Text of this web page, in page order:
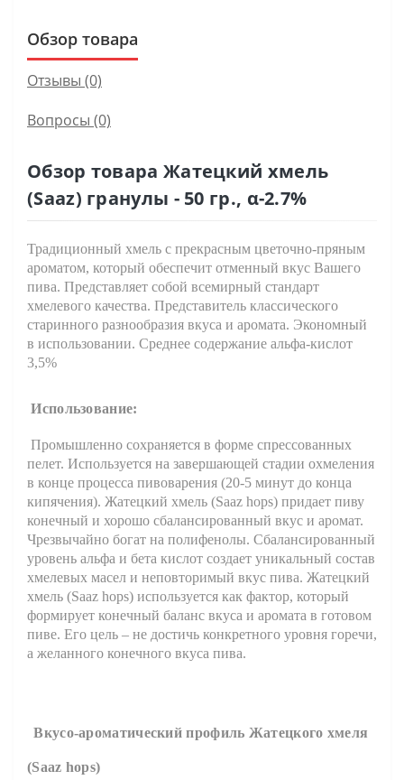
Обзор товара
Отзывы (0)
Вопросы (0)
Обзор товара Жатецкий хмель
(Saaz) гранулы - 50 гр., α-2.7%
Традиционный хмель с прекрасным цветочно-пряным
ароматом, который обеспечит отменный вкус Вашего
пива. Представляет собой всемирный стандарт
хмелевого качества. Представитель классического
старинного разнообразия вкуса и аромата. Экономный
в использовании. Среднее содержание альфа-кислот
3,5%
Использование:
Промышленно сохраняется в форме спрессованных
пелет. Используется на завершающей стадии охмеления
в конце процесса пивоварения (20-5 минут до конца
кипячения). Жатецкий хмель (Saaz hops) придает пиву
конечный и хорошо сбалансированный вкус и аромат.
Чрезвычайно богат на полифенолы. Сбалансированный
уровень альфа и бета кислот создает уникальный состав
хмелевых масел и неповторимый вкус пива. Жатецкий
хмель (Saaz hops) используется как фактор, который
формирует конечный баланс вкуса и аромата в готовом
пиве. Его цель – не достичь конкретного уровня горечи,
а желанного конечного вкуса пива.
Вкусо-ароматический профиль Жатецкого хмеля
(Saaz hops)